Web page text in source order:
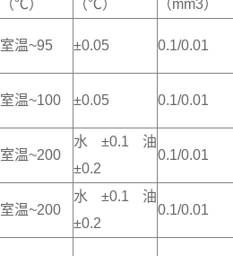
（℃）
（℃）
（mm3）
室温~95 ±0.05 0.1/0.01
室温~100 ±0.05 0.1/0.01
室温~200
水±0.1油
±0.2
0.1/0.01
室温~200
水±0.1油
±0.2
0.1/0.01